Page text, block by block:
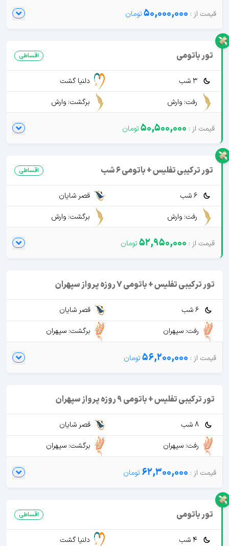
50,000,000
تور باتومی اقساطی
3 شب
دلنیا گشت
رفت: وارش
برگشت: وارش
50,500,000
تور ترکیبی تفلیس + باتومی 6 شب اقساطی
6 شب
قصر شایان
رفت: وارش
برگشت: وارش
52,950,000
تور ترکیبی تفلیس + باتومی 7 روزه پرواز سپهران
6 شب
قصر شایان
رفت: سپهران
برگشت: سپهران
56,200,000
تور ترکیبی تفلیس + باتومی 9 روزه پرواز سپهران
8 شب
قصر شایان
رفت: سپهران
برگشت: سپهران
62,300,000
تور باتومی اقساطی
4 شب
دلنیا گشت